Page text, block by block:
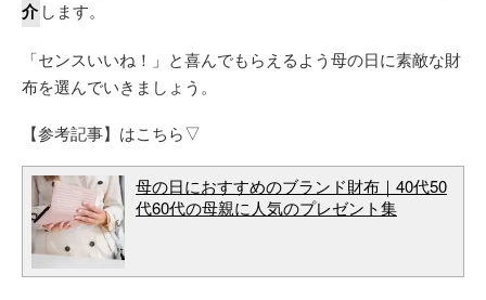
介 します。
「センスいいね！」と喜んでもらえるよう母の日に素敵な財
布を選んでいきましょう。
【参考記事】はこちら▽
母の日におすすめのブランド財布｜40代50
代60代の母親に人気のプレゼント集